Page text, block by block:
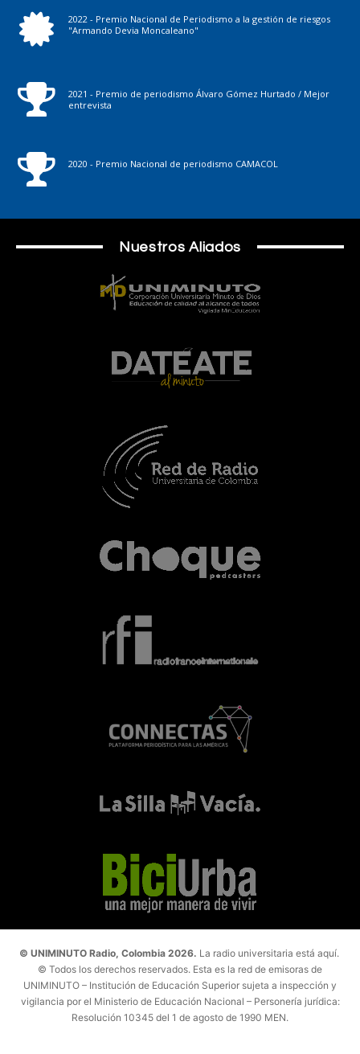
2022 - Premio Nacional de Periodismo a la gestión de riesgos
"Armando Devia Moncaleano"
2021 - Premio de periodismo Álvaro Gómez Hurtado / Mejor
entrevista
2020 - Premio Nacional de periodismo CAMACOL
Nuestros Aliados
© UNIMINUTO Radio, Colombia 2026. La radio universitaria está aquí.
© Todos los derechos reservados. Esta es la red de emisoras de
UNIMINUTO – Institución de Educación Superior sujeta a inspección y
vigilancia por el Ministerio de Educación Nacional – Personería jurídica:
Resolución 10345 del 1 de agosto de 1990 MEN.